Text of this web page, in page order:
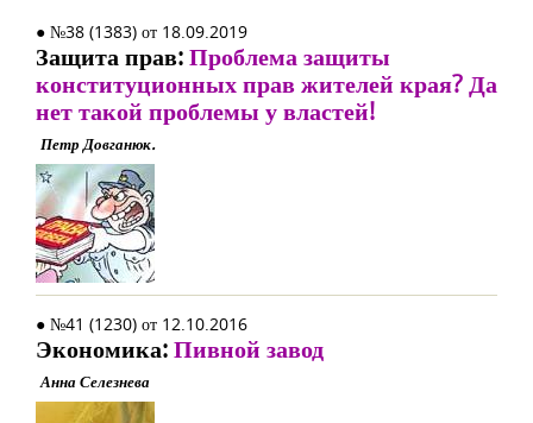
● №38 (1383) от 18.09.2019
Защита прав:Проблема защиты
конституционных прав жителей края? Да
нет такой проблемы у властей!
Петр Довганюк.
● №41 (1230) от 12.10.2016
Экономика:Пивной завод
Анна Селезнева